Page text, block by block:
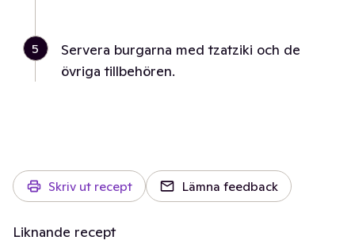
5
Servera burgarna med tzatziki och de
övriga tillbehören.
Skriv ut recept Lämna feedback
Liknande recept